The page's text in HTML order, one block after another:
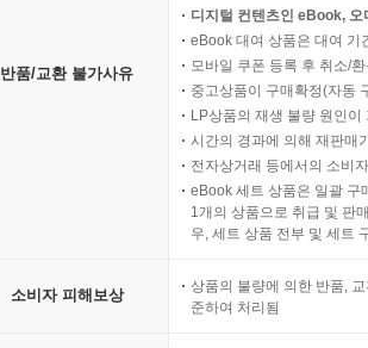
반품/교환 불가사유
디지털 컨텐츠인 eBook,
eBook 대여 상품은 대여 기
모바일 쿠폰 등록 후 취소/
중고상품이 구매확정(자동
LP상품의 재생 불량 원인
시간의 경과에 의해 재판매
전자상거래 등에서의 소비
eBook 세트 상품은 일괄 구
1개의 상품으로 취급 및 판
우, 세트 상품 전부 및 세트
소비자 피해보상
상품의 불량에 의한 반품,
준하여 처리됨